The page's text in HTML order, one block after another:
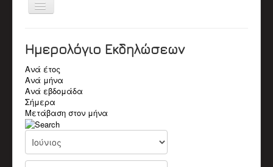
Εναλλαγή
πλοήγησης
Ο ΣΎΛΛΟΓΟΣ
ΠΛΗΡΟΦΟΡΙΕΣ
ΑΝΑΚΟΙΝΩΣΕΙΣ
ΕΚΔΗΛΏΣΕΙΣ
Αρχείο Εκδηλώσεων
ΒΙΟΓΡΑΦΙΚΆ
Βιογραφικά Μελών
Παλαιοί Μουσικοί
ΒΙΝΤΕΟ
Π.Μ. Σύλλογος Αποκορώνου "Ο Χαρίλαος"
Ημερολόγιο Εκδηλώσεων
Ανά έτος
Ανά μήνα
Ανά εβδομάδα
Σήμερα
Μετάβαση στον μήνα